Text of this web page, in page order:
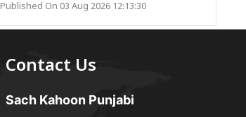
Published On 03 Aug 2026 12:13:30
Contact Us
Sach Kahoon Punjabi